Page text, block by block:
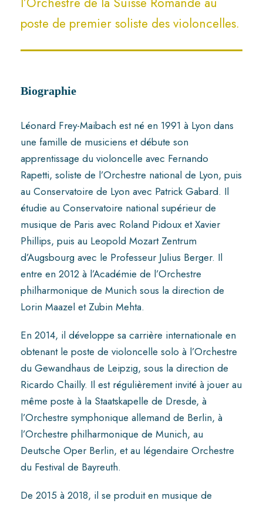
poste de premier soliste des violoncelles.
Biographie
Léonard Frey-Maibach est né en 1991 à Lyon dans
une famille de musiciens et débute son
apprentissage du violoncelle avec Fernando
Rapetti, soliste de l’Orchestre national de Lyon, puis
au Conservatoire de Lyon avec Patrick Gabard. Il
étudie au Conservatoire national supérieur de
musique de Paris avec Roland Pidoux et Xavier
Phillips, puis au Leopold Mozart Zentrum
d’Augsbourg avec le Professeur Julius Berger. Il
entre en 2012 à l’Académie de l’Orchestre
philharmonique de Munich sous la direction de
Lorin Maazel et Zubin Mehta.
En 2014, il développe sa carrière internationale en
obtenant le poste de violoncelle solo à l’Orchestre
du Gewandhaus de Leipzig, sous la direction de
Ricardo Chailly. Il est régulièrement invité à jouer au
même poste à la Staatskapelle de Dresde, à
l’Orchestre symphonique allemand de Berlin, à
l’Orchestre philharmonique de Munich, au
Deutsche Oper Berlin, et au légendaire Orchestre
du Festival de Bayreuth.
De 2015 à 2018, il se produit en musique de